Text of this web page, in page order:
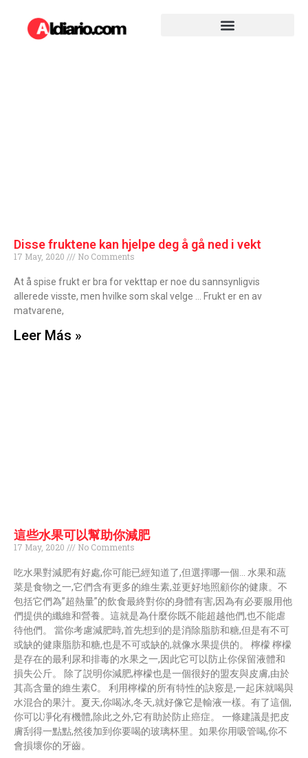
Disse fruktene kan hjelpe deg å gå ned i vekt
17 May, 2020 No Comments
At å spise frukt er bra for vekttap er noe du sannsynligvis
allerede visste, men hvilke som skal velge … Frukt er en av
matvarene,
Leer Más »
這些水果可以幫助你減肥
17 May, 2020 No Comments
吃水果對減肥有好處,你可能已經知道了,但選擇哪一個… 水果和蔬
菜是食物之一,它們含有更多的維生素,並更好地照顧你的健康。不
包括它們為”超熱量”的飲食最終對你的身體有害,因為有必要服用他
們提供的纖維和營養。這就是為什麼你既不能超越他們,也不能虐
待他們。 當你考慮減肥時,首先想到的是消除脂肪和糖,但是有不可
或缺的健康脂肪和糖,也是不可或缺的,就像水果提供的。 檸檬 檸檬
是存在的最利尿和排毒的水果之一,因此它可以防止你保留液體和
損失公斤。 除了説明你減肥,檸檬也是一個很好的盟友與皮膚,由於
其高含量的維生素C。 利用檸檬的所有特性的訣竅是,一起床就喝與
水混合的果汁。夏天,你喝冰,冬天,就好像它是輸液一樣。有了這個,
你可以凈化有機體,除此之外,它有助於防止癌症。 一條建議是把皮
膚刮得一點點,然後加到你要喝的玻璃杯里。如果你用吸管喝,你不
會損壞你的牙齒。